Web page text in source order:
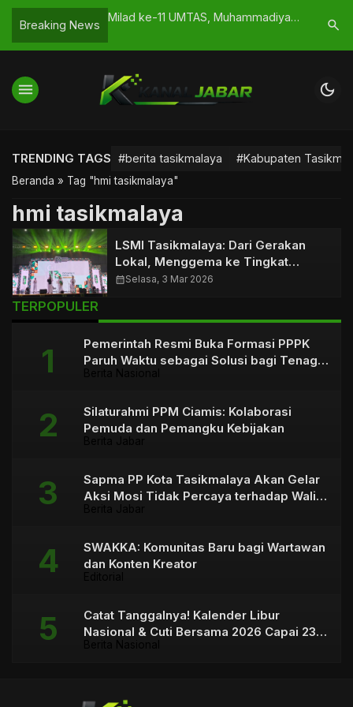
Breaking News
Milad ke-11 UMTAS, Muhammadiyah
Ekspansi Prodi
Natural
search
menu dark_mode
TRENDING TAGS #berita tasikmalaya #Kabupaten
Beranda » Tag "hmi tasikmalaya"
hmi tasikmalaya
LSMI Tasikmalaya: Dari Gerakan
Lokal, Menggema ke Tingkat
Nasional
calendar_monthSelasa, 3 Mar 2026
TERPOPULER
Pemerintah Resmi Buka Formasi PPPK
Paruh Waktu sebagai Solusi bagi Tenaga
Silaturahmi PPM Ciamis: Kolaborasi
Pemuda dan Pemangku Kebijakan
Sapma PP Kota Tasikmalaya Akan Gelar
Aksi Mosi Tidak Percaya terhadap Wali
SWAKKA: Komunitas Baru bagi Wartawan
dan Konten Kreator
Catat Tanggalnya! Kalender Libur
Nasional & Cuti Bersama 2026 Capai 23